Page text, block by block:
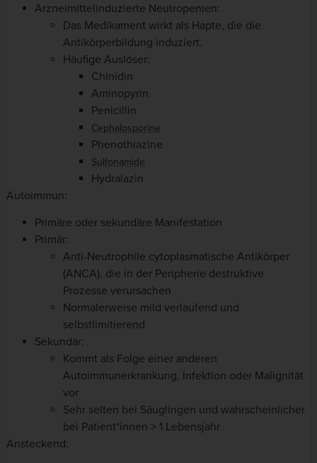
Arzneimittelinduzierte Neutropenien:
Das Medikament wirkt als Hapte, die die
Antikörperbildung induziert.
Häufige Auslöser:
Chinidin
Aminopyrin
Penicillin
Cephalosporine
Phenothiazine
Sulfonamide
Hydralazin
Autoimmun:
Primäre oder sekundäre Manifestation
Primär:
Anti-Neutrophile cytoplasmatische Antikörper
(ANCA), die in der Peripherie destruktive
Prozesse verursachen
Normalerweise mild verlaufend und
selbstlimitierend
Sekundär:
Kommt als Folge einer anderen
Autoimmunerkrankung, Infektion oder Malignität
vor
Sehr selten bei Säuglingen und wahrscheinlicher
bei Patient*innen > 1 Lebensjahr
Ansteckend: